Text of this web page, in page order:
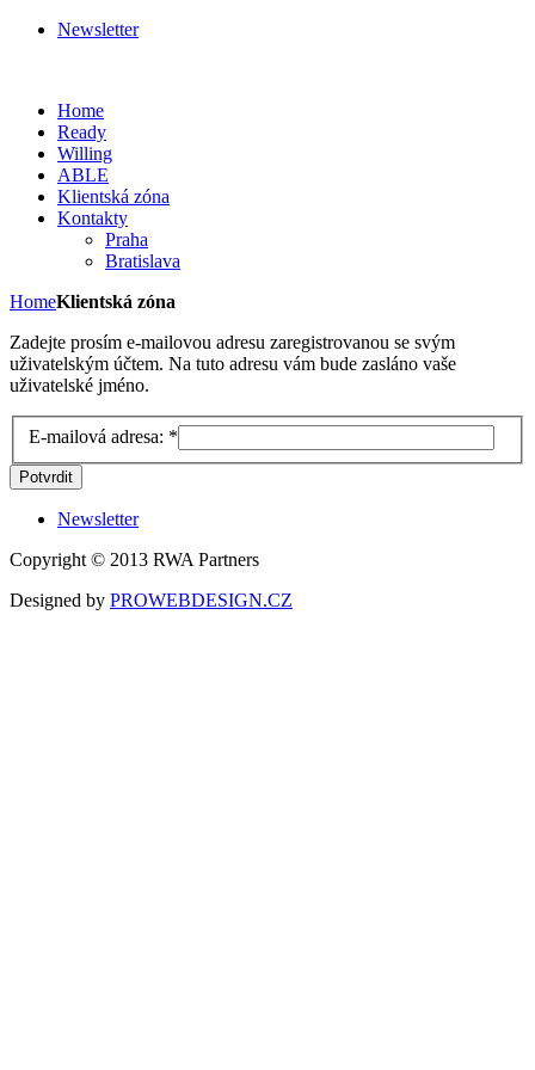
Newsletter
Home
Ready
Willing
ABLE
Klientská zóna
Kontakty
Praha
Bratislava
HomeKlientská zóna
Zadejte prosím e-mailovou adresu zaregistrovanou se svým
uživatelským účtem. Na tuto adresu vám bude zasláno vaše
uživatelské jméno.
E-mailová adresa: *
Potvrdit
Newsletter
Copyright © 2013 RWA Partners
Designed by PROWEBDESIGN.CZ